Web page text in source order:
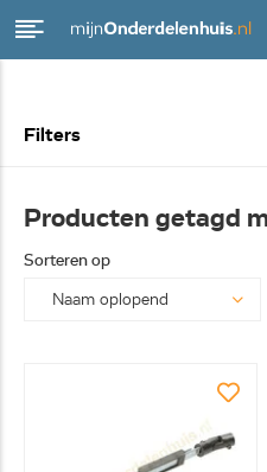
Filters
Producten getagd
Sorteren op